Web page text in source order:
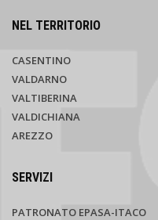
NEL TERRITORIO
CASENTINO
VALDARNO
VALTIBERINA
VALDICHIANA
AREZZO
SERVIZI
PATRONATO EPASA-ITACO